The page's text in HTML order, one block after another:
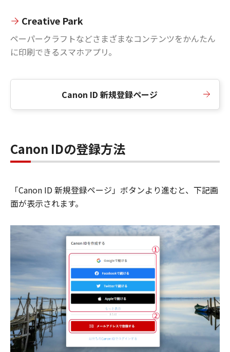
Creative Park
ペーパークラフトなどさまざまなコンテンツをかんたん
に印刷できるスマホアプリ。
Canon ID 新規登録ページ
Canon IDの登録方法
「Canon ID 新規登録ページ」ボタンより進むと、下記画
面が表示されます。